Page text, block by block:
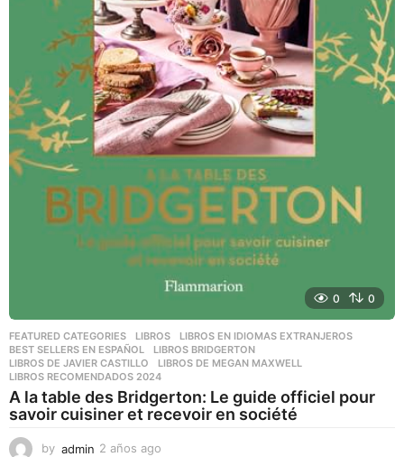
0 0
FEATURED CATEGORIES ,LIBROS ,LIBROS EN IDIOMAS EXTRANJEROS
BEST SELLERS EN ESPAÑOL
,LIBROS BRIDGERTON
LIBROS DE JAVIER CASTILLO
,LIBROS DE MEGAN MAXWELL
LIBROS RECOMENDADOS 2024
A la table des Bridgerton: Le guide officiel pour
savoir cuisiner et recevoir en société
by admin 2 años ago